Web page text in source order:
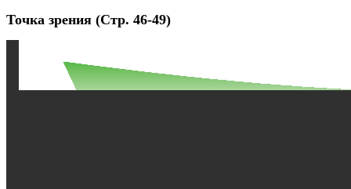
Точка зрения (Стр. 46-49)